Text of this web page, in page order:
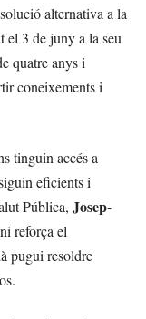
alternativa a la
el 3 de juny a la seu
quatre anys i
coneixements i
tinguin accés a
eficients i
Pública, Josep-
reforça el
pugui resoldre